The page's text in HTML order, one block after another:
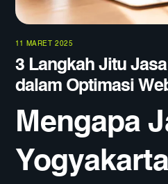
11 MARET 2025
3 Langkah Jitu
dalam Optimasi
Mengapa